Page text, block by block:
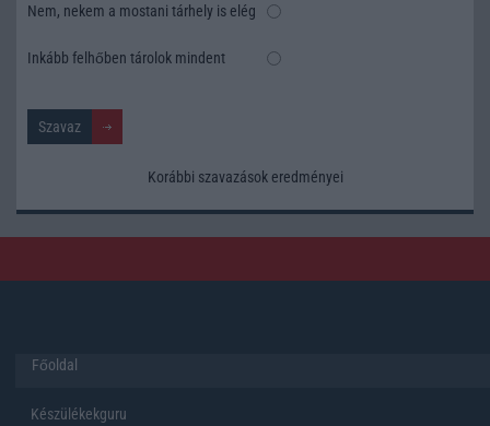
Nem, nekem a mostani tárhely is elég
Inkább felhőben tárolok mindent
Korábbi szavazások eredményei
Főoldal
Készülékekguru